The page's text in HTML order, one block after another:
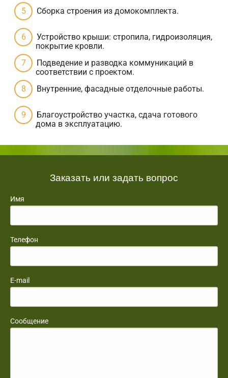
Сборка строения из домокомплекта.
Устройство крыши: стропила, гидроизоляция,
покрытие кровли.
Подведение и разводка коммуникаций в
соответствии с проектом.
Внутренние, фасадные отделочные работы.
Благоустройство участка, сдача готового
дома в эксплуатацию.
Заказать или задать вопрос
Имя
Телефон
E-mail
Сообщение